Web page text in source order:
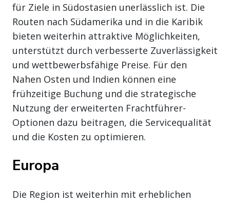
für Ziele in Südostasien unerlässlich ist. Die
Routen nach Südamerika und in die Karibik
bieten weiterhin attraktive Möglichkeiten,
unterstützt durch verbesserte Zuverlässigkeit
und wettbewerbsfähige Preise. Für den
Nahen Osten und Indien können eine
frühzeitige Buchung und die strategische
Nutzung der erweiterten Frachtführer-
Optionen dazu beitragen, die Servicequalität
und die Kosten zu optimieren.
Europa
Die Region ist weiterhin mit erheblichen